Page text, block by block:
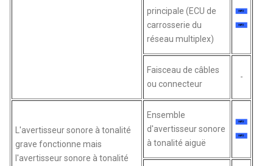
principale (ECU de
carrosserie du
réseau multiplex)
Faisceau de câbles
ou connecteur
-
L'avertisseur sonore à tonalité
grave fonctionne mais
l'avertisseur sonore à tonalité
Ensemble
d'avertisseur sonore
à tonalité aiguë